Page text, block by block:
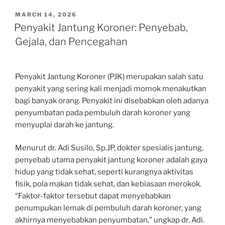
POSTED
ON
MARCH 14, 2026
Penyakit Jantung Koroner: Penyebab,
Gejala, dan Pencegahan
Penyakit Jantung Koroner (PJK) merupakan salah satu
penyakit yang sering kali menjadi momok menakutkan
bagi banyak orang. Penyakit ini disebabkan oleh adanya
penyumbatan pada pembuluh darah koroner yang
menyuplai darah ke jantung.
Menurut dr. Adi Susilo, Sp.JP, dokter spesialis jantung,
penyebab utama penyakit jantung koroner adalah gaya
hidup yang tidak sehat, seperti kurangnya aktivitas
fisik, pola makan tidak sehat, dan kebiasaan merokok.
“Faktor-faktor tersebut dapat menyebabkan
penumpukan lemak di pembuluh darah koroner, yang
akhirnya menyebabkan penyumbatan,” ungkap dr. Adi.